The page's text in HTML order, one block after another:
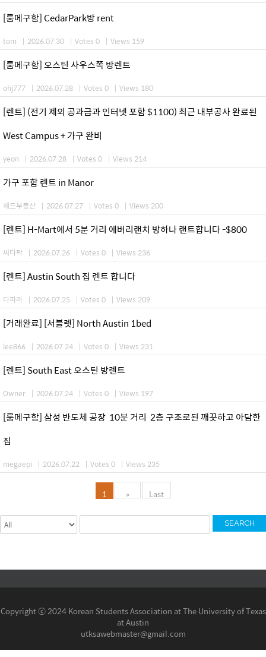
[룸메구함] CedarPark방 rent
tom | 2026.07.30 | Votes 0 | Views 159
[룸메구함] 오스틴 사우스쪽 방렌트
ohj777 | 2026.07.28 | Votes 0 | Views 180
[렌트] (전기 제외 공과금과 인터넷 포함 $1100) 최근 내부공사 완료된
West Campus + 가구 완비
yeon | 2026.07.28 | Votes 0 | Views 214
가구 포함 렌트 in Manor
채드부동산 | 2026.07.27 | Votes 0 | Views 200
[렌트] H-Mart에서 5분 거리 에버리랜치 방하나 랜트합니다 -$800
씨다팍 | 2026.07.26 | Votes 0 | Views 236
[렌트] Austin South 집 렌트 합니다
다파라 | 2026.07.25 | Votes 0 | Views 209
[거래완료] [서블렛] North Austin 1bed
lee866 | 2026.07.24 | Votes 0 | Views 231
[렌트] South East 오스틴 방렌트
Owner | 2026.07.24 | Votes 0 | Views 197
[룸메구함] 삼성 반도체 공장 10분 거리 2층 구조로된 깨끗하고 아담한
집
megaepi | 2026.07.22 | Votes 0 | Views 235
1 » Last
SEARCH
Copyright ⓒ 2024 Korean Students Association at The University of Texas
at Austin
utksawebmaster@gmail.com